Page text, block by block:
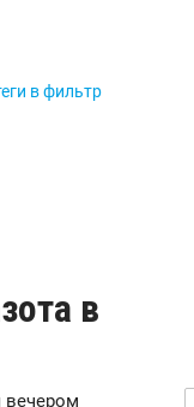
в фильтр
в
вечером